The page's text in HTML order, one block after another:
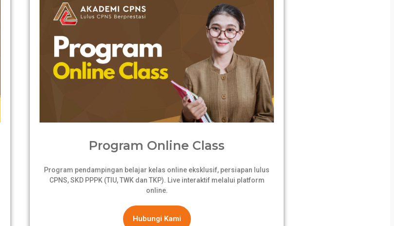
Program Online Class
Program pendampingan belajar kelas online eksklusif, persiapan lulus
CPNS, SKD PPPK (TIU, TWK dan TKP). Live interaktif melalui platform
online.
Hubungi Kami